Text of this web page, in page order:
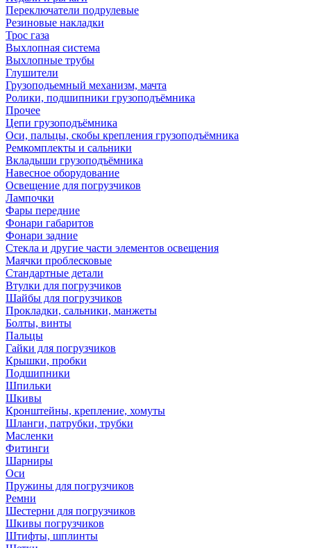
Переключатели подрулевые
Резиновые накладки
Трос газа
Выхлопная система
Выхлопные трубы
Глушители
Грузоподьемный механизм, мачта
Ролики, подшипники грузоподъёмника
Прочее
Цепи грузоподъёмника
Оси, пальцы, скобы крепления грузоподъёмника
Ремкомплекты и сальники
Вкладыши грузоподъёмника
Навесное оборудование
Освещение для погрузчиков
Лампочки
Фары передние
Фонари габаритов
Фонари задние
Стекла и другие части элементов освещения
Маячки проблесковые
Стандартные детали
Втулки для погрузчиков
Шайбы для погрузчиков
Прокладки, сальники, манжеты
Болты, винты
Пальцы
Гайки для погрузчиков
Крышки, пробки
Подшипники
Шпильки
Шкивы
Кронштейны, крепление, хомуты
Шланги, патрубки, трубки
Масленки
Фитинги
Шарниры
Оси
Пружины для погрузчиков
Ремни
Шестерни для погрузчиков
Шкивы погрузчиков
Штифты, шплинты